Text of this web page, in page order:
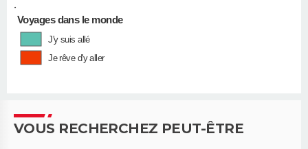
•
Voyages dans le monde
J'y suis allé
Je rêve d'y aller
VOUS RECHERCHEZ PEUT-ÊTRE